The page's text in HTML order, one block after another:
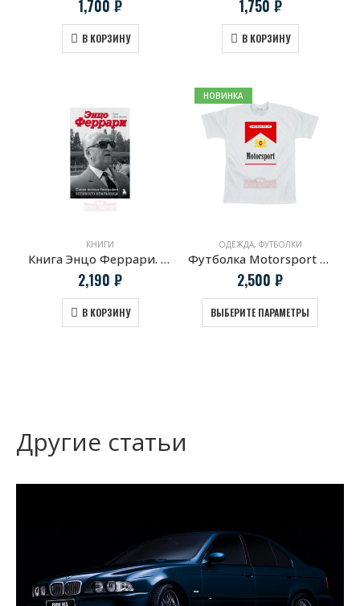
1,700 ₽
В КОРЗИНУ
1,750 ₽
В КОРЗИНУ
КНИГИ
Книга Энцо Феррари. Самая полная биография великого итальянца
2,190 ₽
В КОРЗИНУ
НОВИНКА
ОДЕЖДА, ФУТБОЛКИ
Футболка Motorsport — Marlboro Style
2,500 ₽
ВЫБЕРИТЕ ПАРАМЕТРЫ
Другие статьи